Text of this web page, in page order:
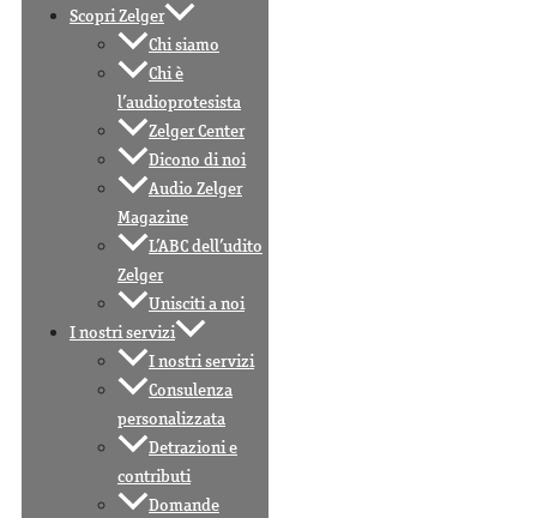
Scopri Zelger
Chi siamo
Chi è
l’audioprotesista
Zelger Center
Dicono di noi
Audio Zelger
Magazine
L’ABC dell’udito
Zelger
Unisciti a noi
I nostri servizi
I nostri servizi
Consulenza
personalizzata
Detrazioni e
contributi
Domande